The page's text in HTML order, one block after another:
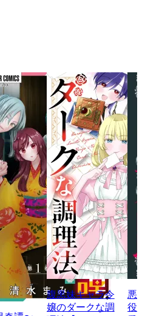
腹黒妹キャラ令
嬢のダークな調
悪
役